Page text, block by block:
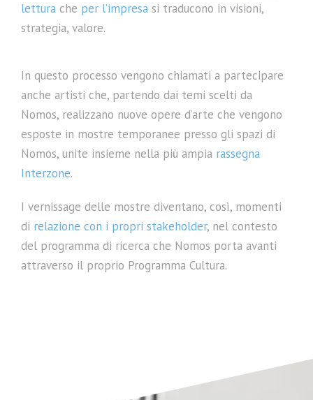
lettura che per l’impresa si traducono in visioni,
strategia, valore.
In questo processo vengono chiamati a partecipare
anche artisti che, partendo dai temi scelti da
Nomos, realizzano nuove opere d’arte che vengono
esposte in mostre temporanee presso gli spazi di
Nomos, unite insieme nella più ampia rassegna
Interzone.
I vernissage delle mostre diventano, così, momenti
di relazione con i propri stakeholder, nel contesto
del programma di ricerca che Nomos porta avanti
attraverso il proprio Programma Cultura.